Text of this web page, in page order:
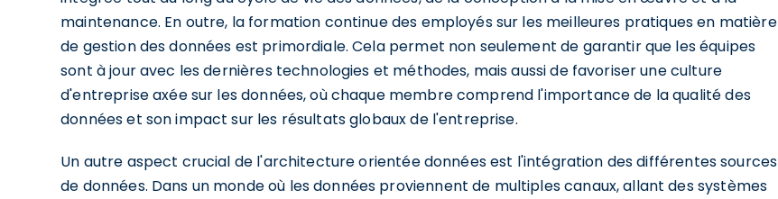
maintenance. En outre, la formation continue des employés sur les meilleures pratiques en matière
de gestion des données est primordiale. Cela permet non seulement de garantir que les équipes
sont à jour avec les dernières technologies et méthodes, mais aussi de favoriser une culture
d'entreprise axée sur les données, où chaque membre comprend l'importance de la qualité des
données et son impact sur les résultats globaux de l'entreprise.
Un autre aspect crucial de l'architecture orientée données est l'intégration des différentes sources
de données. Dans un monde où les données proviennent de multiples canaux, allant des systèmes